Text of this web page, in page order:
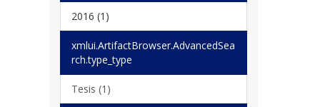
2016 (1)
xmlui.ArtifactBrowser.AdvancedSea
rch.type_type
Tesis (1)